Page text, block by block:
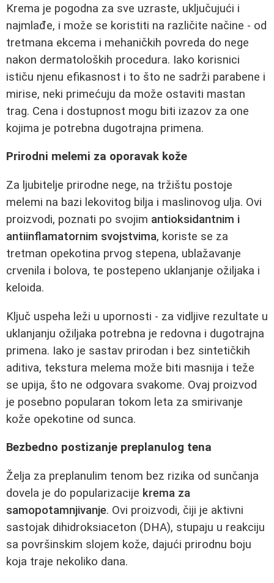
Krema je pogodna za sve uzraste, uključujući i
najmlađe, i može se koristiti na različite načine - od
tretmana ekcema i mehaničkih povreda do nege
nakon dermatoloških procedura. Iako korisnici
ističu njenu efikasnost i to što ne sadrži parabene i
mirise, neki primećuju da može ostaviti mastan
trag. Cena i dostupnost mogu biti izazov za one
kojima je potrebna dugotrajna primena.
Prirodni melemi za oporavak kože
Za ljubitelje prirodne nege, na tržištu postoje
melemi na bazi lekovitog bilja i maslinovog ulja. Ovi
proizvodi, poznati po svojim antioksidantnim i
antiinflamatornim svojstvima, koriste se za
tretman opekotina prvog stepena, ublažavanje
crvenila i bolova, te postepeno uklanjanje ožiljaka i
keloida.
Ključ uspeha leži u upornosti - za vidljive rezultate u
uklanjanju ožiljaka potrebna je redovna i dugotrajna
primena. Iako je sastav prirodan i bez sintetičkih
aditiva, tekstura melema može biti masnija i teže
se upija, što ne odgovara svakome. Ovaj proizvod
je posebno popularan tokom leta za smirivanje
kože opekotine od sunca.
Bezbedno postizanje preplanulog tena
Želja za preplanulim tenom bez rizika od sunčanja
dovela je do popularizacije krema za
samopotamnjivanje. Ovi proizvodi, čiji je aktivni
sastojak dihidroksiaceton (DHA), stupaju u reakciju
sa površinskim slojem kože, dajući prirodnu boju
koja traje nekoliko dana.